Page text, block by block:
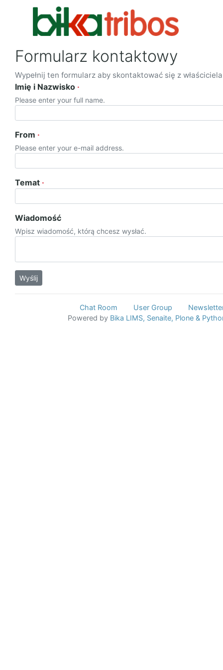
Formularz kontaktowy
Wypełnij ten formularz aby skontaktować się z
Imię i Nazwisko
Please enter your full name.
From
Please enter your e-mail address.
Temat
Wiadomość
Wpisz wiadomość, którą chcesz wysłać.
Chat Room User Group
Powered by Bika LIMS, Senaite, Plone &